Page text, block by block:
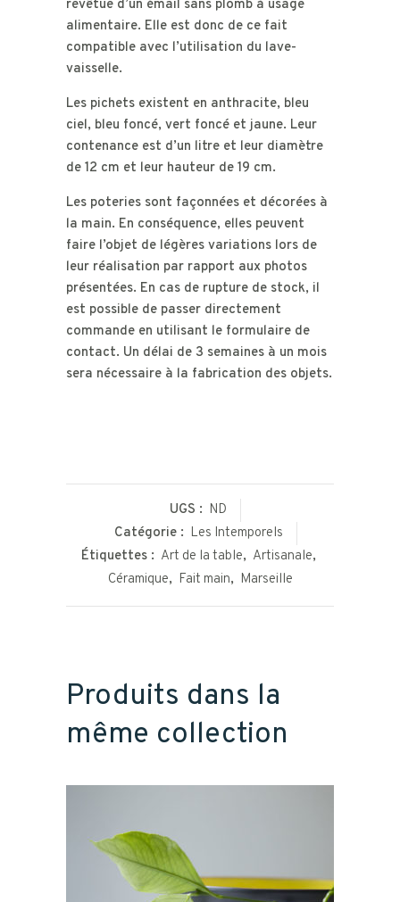
revêtue d’un émail sans plomb à usage
alimentaire. Elle est donc de ce fait
compatible avec l’utilisation du lave-
vaisselle.
Les pichets existent en anthracite, bleu
ciel, bleu foncé, vert foncé et jaune. Leur
contenance est d’un litre et leur diamètre
de 12 cm et leur hauteur de 19 cm.
Les poteries sont façonnées et décorées à
la main. En conséquence, elles peuvent
faire l’objet de légères variations lors de
leur réalisation par rapport aux photos
présentées. En cas de rupture de stock, il
est possible de passer directement
commande en utilisant le formulaire de
contact. Un délai de 3 semaines à un mois
sera nécessaire à la fabrication des objets.
UGS : ND
Catégorie : Les Intemporels
Étiquettes : Art de la table, Artisanale,
Céramique, Fait main, Marseille
Produits dans la
même collection